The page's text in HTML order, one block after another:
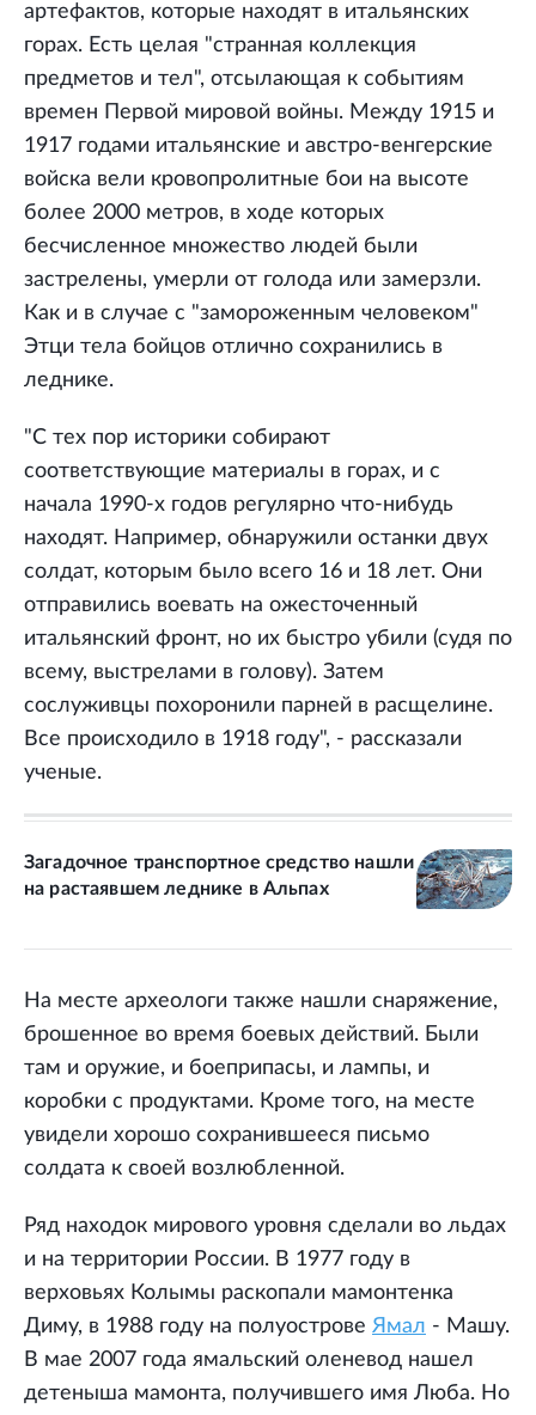
артефактов, которые находят в итальянских
горах. Есть целая "странная коллекция
предметов и тел", отсылающая к событиям
времен Первой мировой войны. Между 1915 и
1917 годами итальянские и австро-венгерские
войска вели кровопролитные бои на высоте
более 2000 метров, в ходе которых
бесчисленное множество людей были
застрелены, умерли от голода или замерзли.
Как и в случае с "замороженным человеком"
Этци тела бойцов отлично сохранились в
леднике.
"С тех пор историки собирают
соответствующие материалы в горах, и с
начала 1990-х годов регулярно что-нибудь
находят. Например, обнаружили останки двух
солдат, которым было всего 16 и 18 лет. Они
отправились воевать на ожесточенный
итальянский фронт, но их быстро убили (судя по
всему, выстрелами в голову). Затем
сослуживцы похоронили парней в расщелине.
Все происходило в 1918 году", - рассказали
ученые.
Загадочное транспортное средство нашли
на растаявшем леднике в Альпах
На месте археологи также нашли снаряжение,
брошенное во время боевых действий. Были
там и оружие, и боеприпасы, и лампы, и
коробки с продуктами. Кроме того, на месте
увидели хорошо сохранившееся письмо
солдата к своей возлюбленной.
Ряд находок мирового уровня сделали во льдах
и на территории России. В 1977 году в
верховьях Колымы раскопали мамонтенка
Диму, в 1988 году на полуострове Ямал - Машу.
В мае 2007 года ямальский оленевод нашел
детеныша мамонта, получившего имя Люба. Но